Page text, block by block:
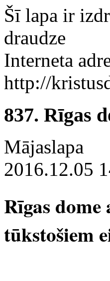
Šī lapa ir
draudze
Interneta
http://
837. Rīgas
Mājaslapa
2016.12.05
Rīgas
tūkstošiem